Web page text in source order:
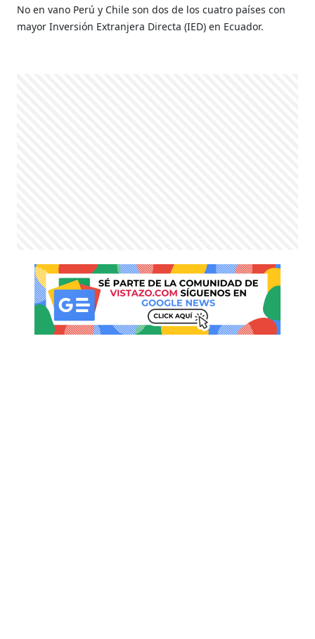
No en vano Perú y Chile son dos de los cuatro países con
mayor Inversión Extranjera Directa (IED) en Ecuador.